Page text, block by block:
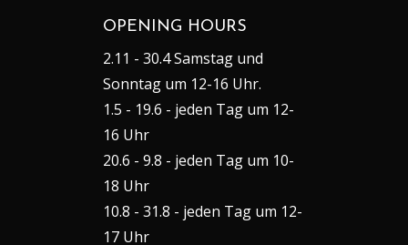
OPENING HOURS
2.11 - 30.4 Samstag und
Sonntag um 12-16 Uhr.
1.5 - 19.6 - jeden Tag um 12-
16 Uhr
20.6 - 9.8 - jeden Tag um 10-
18 Uhr
10.8 - 31.8 - jeden Tag um 12-
17 Uhr